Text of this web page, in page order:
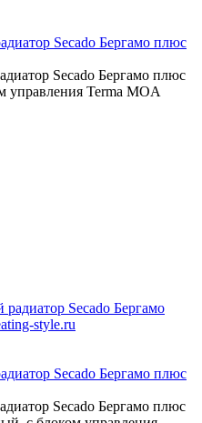
Secado Бергамо плюс
Secado Бергамо плюс
управления Terma MOA
Secado Бергамо плюс
Secado Бергамо плюс